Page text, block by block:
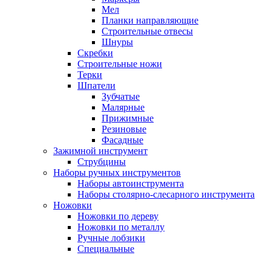
Мел
Планки направляющие
Строительные отвесы
Шнуры
Скребки
Строительные ножи
Терки
Шпатели
Зубчатые
Малярные
Прижимные
Резиновые
Фасадные
Зажимной инструмент
Струбцины
Наборы ручных инструментов
Наборы автоинструмента
Наборы столярно-слесарного инструмента
Ножовки
Ножовки по дереву
Ножовки по металлу
Ручные лобзики
Специальные